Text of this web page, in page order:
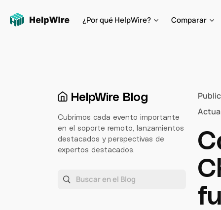
¿Por qué HelpWire? Comparar
HelpWire Blog
Cubrimos cada evento importante
en el soporte remoto, lanzamientos
destacados y perspectivas de
expertos destacados.